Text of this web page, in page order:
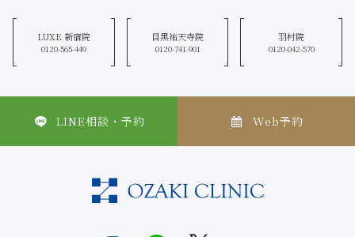
LINE相談・予約 Web予約
LUXE 新宿院
0120-565-449
目黒祐天寺院
0120-741-901
羽村院
0120-042-570